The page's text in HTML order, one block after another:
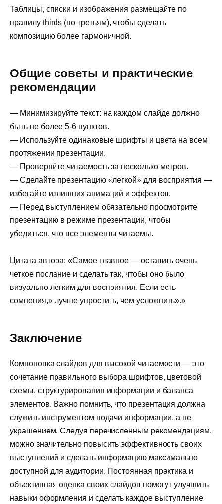
Таблицы, списки и изображения размещайте по
правилу thirds (по третьям), чтобы сделать
композицию более гармоничной.
Общие советы и практические
рекомендации
— Минимизируйте текст: на каждом слайде должно
быть не более 5-6 пунктов.
— Используйте одинаковые шрифты и цвета на всем
протяжении презентации.
— Проверяйте читаемость за несколько метров.
— Сделайте презентацию «легкой» для восприятия —
избегайте излишних анимаций и эффектов.
— Перед выступлением обязательно просмотрите
презентацию в режиме презентации, чтобы
убедиться, что все элементы читаемы.
Цитата автора: «Самое главное — оставить очень
четкое послание и сделать так, чтобы оно было
визуально легким для восприятия. Если есть
сомнения,» лучше упростить, чем усложнить».»
Заключение
Компоновка слайдов для высокой читаемости — это
сочетание правильного выбора шрифтов, цветовой
схемы, структурирования информации и баланса
элементов. Важно помнить, что презентация должна
служить инструментом подачи информации, а не
украшением. Следуя перечисленным рекомендациям,
можно значительно повысить эффективность своих
выступлений и сделать информацию максимально
доступной для аудитории. Постоянная практика и
объективная оценка своих слайдов помогут улучшить
навыки оформления и сделать каждое выступление